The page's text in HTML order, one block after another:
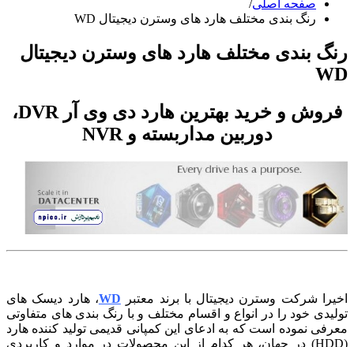
صفحه اصلی /
رنگ بندی مختلف هارد های وسترن دیجیتال WD
بندی مختلف هارد های وسترن دیجیتال
فروش و خرید بهترین هارد دی وی آر DVR،
دوربین مداربسته و NVR
شرکت وسترن دیجیتال با برند معتبرWD
، هارد دیسک های
خود را در انواع و اقسام مختلف و با رنگ بندی های متفاوتی
نموده است که به ادعای این کمپانی قدیمی تولید کننده هارد
(HDD) در جهان، هر کدام از این محصولات در موارد و کاربردی